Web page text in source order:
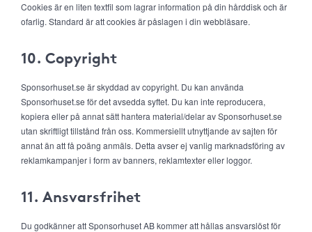
Cookies är en liten textfil som lagrar information på din hårddisk och är
ofarlig. Standard är att cookies är påslagen i din webbläsare.
10. Copyright
Sponsorhuset.se är skyddad av copyright. Du kan använda
Sponsorhuset.se för det avsedda syftet. Du kan inte reproducera,
kopiera eller på annat sätt hantera material/delar av Sponsorhuset.se
utan skriftligt tillstånd från oss. Kommersiellt utnyttjande av sajten för
annat än att få poäng anmäls. Detta avser ej vanlig marknadsföring av
reklamkampanjer i form av banners, reklamtexter eller loggor.
11. Ansvarsfrihet
Du godkänner att Sponsorhuset AB kommer att hållas ansvarslöst för